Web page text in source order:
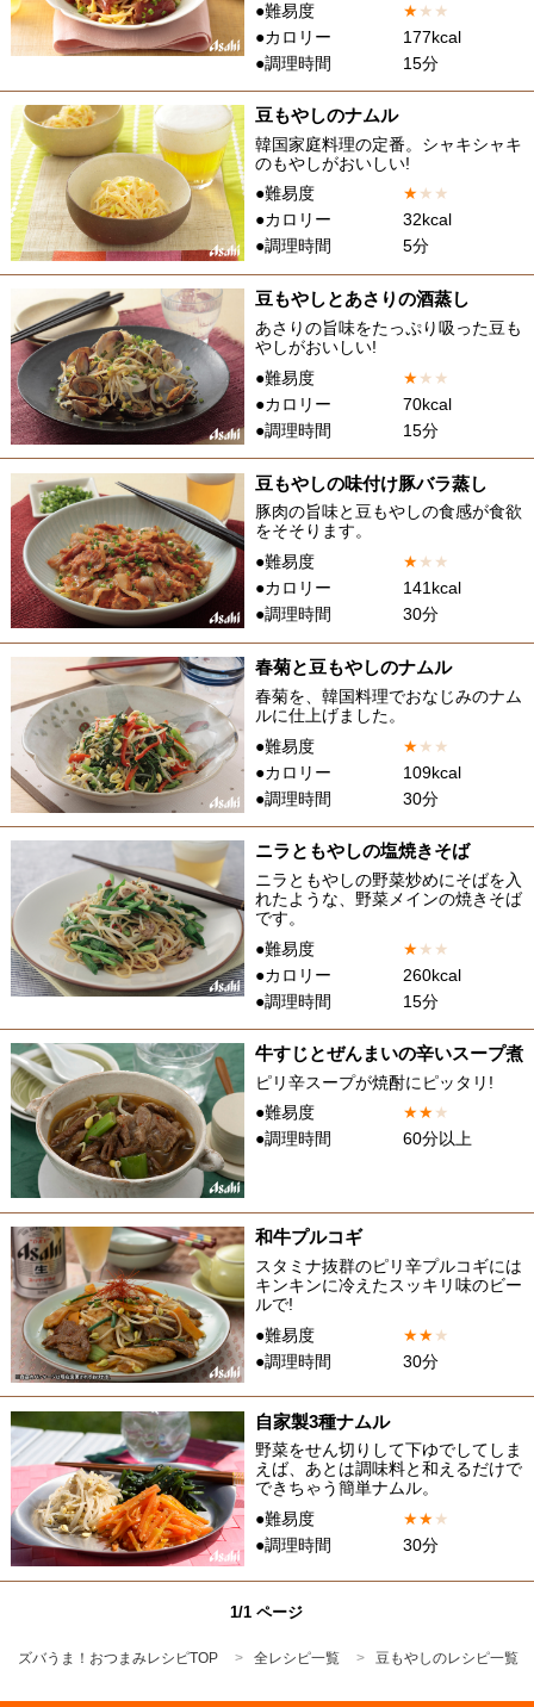
●難易度
★★ ★
●カロリー
177kcal
●調理時間
15分
豆もやしのナムル
韓国家庭料理の定番。シャキシャキ
のもやしがおいしい!
●難易度
★★ ★
●カロリー
32kcal
●調理時間
5分
豆もやしとあさりの酒蒸し
あさりの旨味をたっぷり吸った豆も
やしがおいしい!
●難易度
★★ ★
●カロリー
70kcal
●調理時間
15分
豆もやしの味付け豚バラ蒸し
豚肉の旨味と豆もやしの食感が食欲
をそそります。
●難易度
★★ ★
●カロリー
141kcal
●調理時間
30分
春菊と豆もやしのナムル
春菊を、韓国料理でおなじみのナム
ルに仕上げました。
●難易度
★★ ★
●カロリー
109kcal
●調理時間
30分
ニラともやしの塩焼きそば
ニラともやしの野菜炒めにそばを入
れたような、野菜メインの焼きそば
です。
●難易度
★★ ★
●カロリー
260kcal
●調理時間
15分
牛すじとぜんまいの辛いスープ煮
ピリ辛スープが焼酎にピッタリ!
●難易度
★★★
●調理時間
60分以上
和牛プルコギ
スタミナ抜群のピリ辛プルコギには
キンキンに冷えたスッキリ味のビー
ルで!
●難易度
★★★
●調理時間
30分
自家製3種ナムル
野菜をせん切りして下ゆでしてしま
えば、あとは調味料と和えるだけで
できちゃう簡単ナムル。
●難易度
★★★
●調理時間
30分
1/1 ページ
ズバうま！おつまみレシピTOP 全レシピ一覧 豆もやしのレシピ一覧